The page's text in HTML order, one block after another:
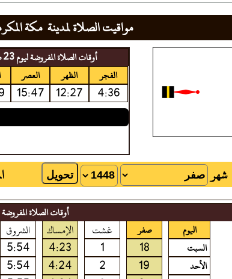
مواقيت الصلاة لمدينةمكة
أوقات الصلاة المفروضة ليوم 23 صفر 1448
الفجر
الظهر العصر
4:36
12:27
15:47
شهر
أوقات الصلاة المفروضة
اليوم
صفر غشت الإمساك الشروق
السبت
18
1
4:23
5:54
الأحد 19
2
4:24
5:54